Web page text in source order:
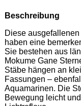
Beschreibung
Diese
haben eine
Sie bestehen aus
Mokume Gane
Stäbe hängen an
Fassungen –
Aquamarinen. Die
Bewegung leicht